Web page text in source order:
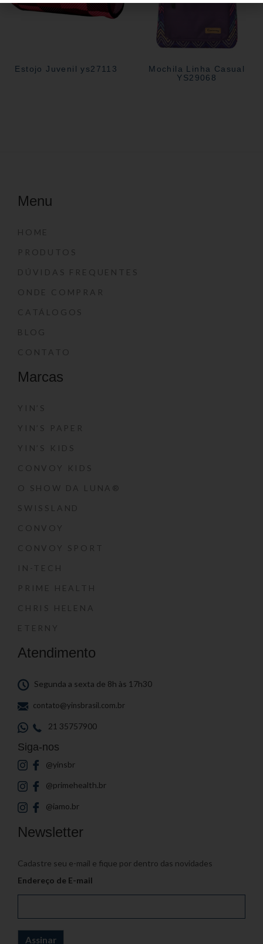
Estojo Juvenil ys27113
Mochila Linha Casual
YS29068
Menu
HOME
PRODUTOS
DÚVIDAS FREQUENTES
ONDE COMPRAR
CATÁLOGOS
BLOG
CONTATO
Marcas
YIN’S
YIN’S PAPER
YIN’S KIDS
CONVOY KIDS
O SHOW DA LUNA®
SWISSLAND
CONVOY
CONVOY SPORT
IN-TECH
PRIME HEALTH
CHRIS HELENA
ETERNY
Atendimento
Segunda a sexta de 8h às 17h30
contato@yinsbrasil.com.br
21 35757900
Siga-nos
@yinsbr
@primehealth.br
@iamo.br
Newsletter
Cadastre seu e-mail e fique por dentro das novidades
Endereço de E-mail